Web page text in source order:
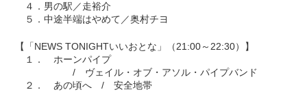
４．男の駅／走裕介
５．中途半端はやめて／奥村チヨ
【「NEWS TONIGHTいいおとな」（21:00～22:30）】
１． ホーンパイプ
/ ヴェイル・オブ・アソル・パイプバンド
２． あの頃へ / 安全地帯